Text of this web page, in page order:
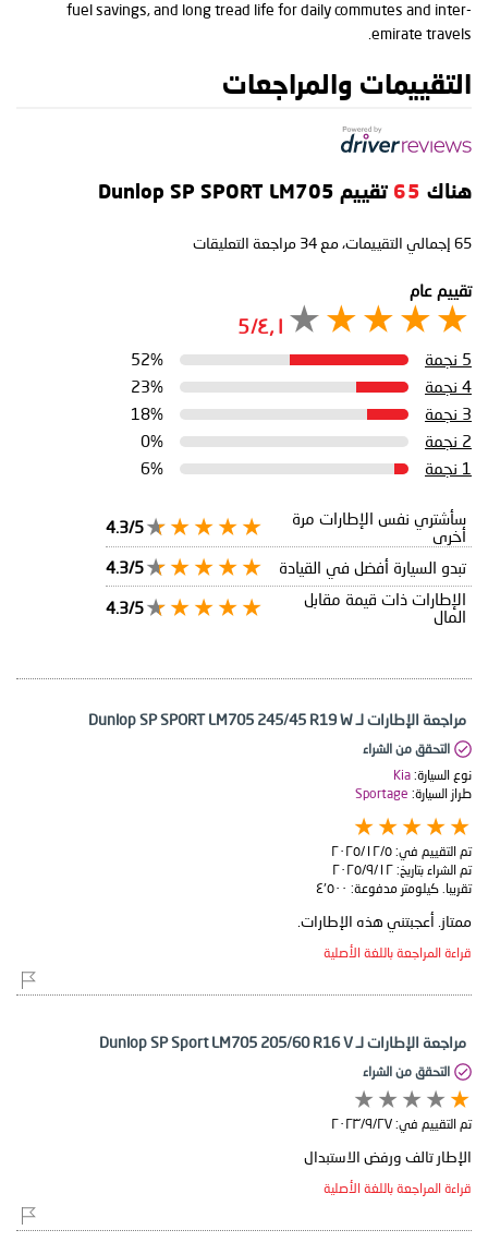
fuel savings, and long tread life for daily commutes and inter-
emirate travels.
التقييمات والمراجعات
هناك 65 تقييم Dunlop SP SPORT LM705
65 إجمالي التقييمات، مع 34 مراجعة التعليقات
تقييم عام
٤٫١/5
5 نجمة
52%
4 نجمة
23%
3 نجمة
18%
2 نجمة
0%
1 نجمة
6%
سأشتري نفس الإطارات مرة
أخرى
4.3/5
تبدو السيارة أفضل في القيادة
4.3/5
الإطارات ذات قيمة مقابل
المال
4.3/5
مراجعة الإطارات لـ Dunlop SP SPORT LM705 245/45 R19 W
التحقق من الشراء
نوع السيارة: Kia
طراز السيارة: Sportage
تم التقييم في: ٥‏/١٢‏/٢٠٢٥
تم الشراء بتاريخ: ١٢‏/٩‏/٢٠٢٥
تقريبا. كيلومتر مدفوعة: ٤٬٥٠٠
ممتاز. أعجبتني هذه الإطارات.
قراءة المراجعة باللغة الأصلية
مراجعة الإطارات لـ Dunlop SP Sport LM705 205/60 R16 V
التحقق من الشراء
تم التقييم في: ٢٧‏/٩‏/٢٠٢٣
الإطار تالف ورفض الاستبدال
قراءة المراجعة باللغة الأصلية